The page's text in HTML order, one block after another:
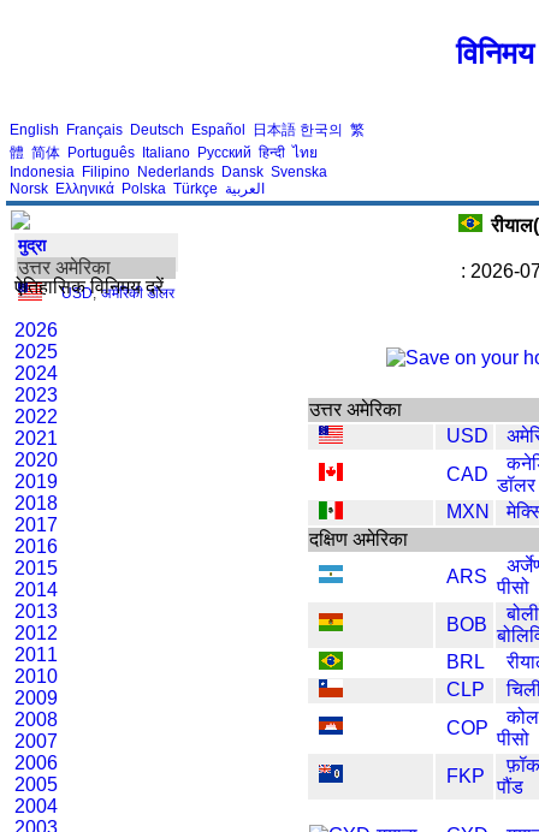
English Français Deutsch Español 日本語 한국의 繁
體 简体 Português Italiano Русский हिन्दी ไทย
Indonesia Filipino Nederlands Dansk Svenska
Norsk Ελληνικά Polska Türkçe العربية
मुद्रा
उत्तर अमेरिका
USD, अमेरिकी डॉलर
ऐतिहासिक विनिमय दरें
2026
2025
2024
2023
2022
2021
2020
2019
2018
2017
2016
2015
2014
2013
2012
2011
2010
2009
2008
2007
2006
2005
2004
2003
: 2026-
उत्तर अमेरिका
USD
CAD
डॉलर
MXN
दक्षिण अमेरिका
ARS
पीसो
BOB
BRL
CLP
COP
पीसो
FKP
पौंड